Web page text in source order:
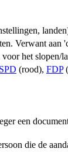
Verwant aan
het slopen/
SPD (rood), FDP
een
die de